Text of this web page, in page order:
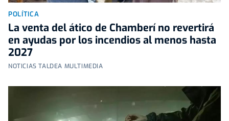
POLÍTICA
La venta del ático de Chamberí no revertirá
en ayudas por los incendios al menos hasta
2027
NOTICIAS TALDEA MULTIMEDIA